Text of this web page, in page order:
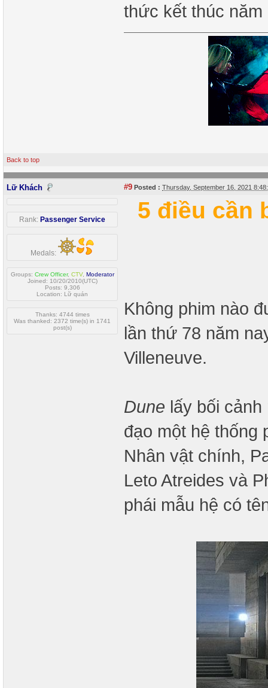
thức kết thúc
Back to top
Lữ Khách #9 Posted : Thursday, September 16, 2021
Rank: Passenger Service
Medals:
Groups: Crew Officer, CTV, Moderator
Joined: 10/20/2010(UTC)
Posts: 9,306
Location: Lữ quán
Thanks: 4744 times
Was thanked: 2372 time(s) in 1741
post(s)
5 điều cần
Không phim nào
lần thứ 78 năm
Villeneuve.
Dune lấy bối
đạo một hệ thống
Nhân vật chính,
Leto Atreides và
phái mẫu hệ có